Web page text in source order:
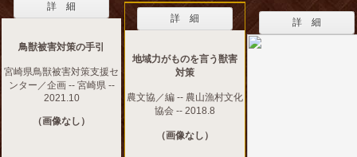
詳 細
鳥獣被害対策の手引
宮崎県鳥獣被害対策支援セ
ンター／企画 -- 宮崎県 --
2021.10
（画像なし）
詳 細
地域力がものを言う獣害
対策
農文協／編 -- 農山漁村文化
協会 -- 2018.8
（画像なし）
詳 細